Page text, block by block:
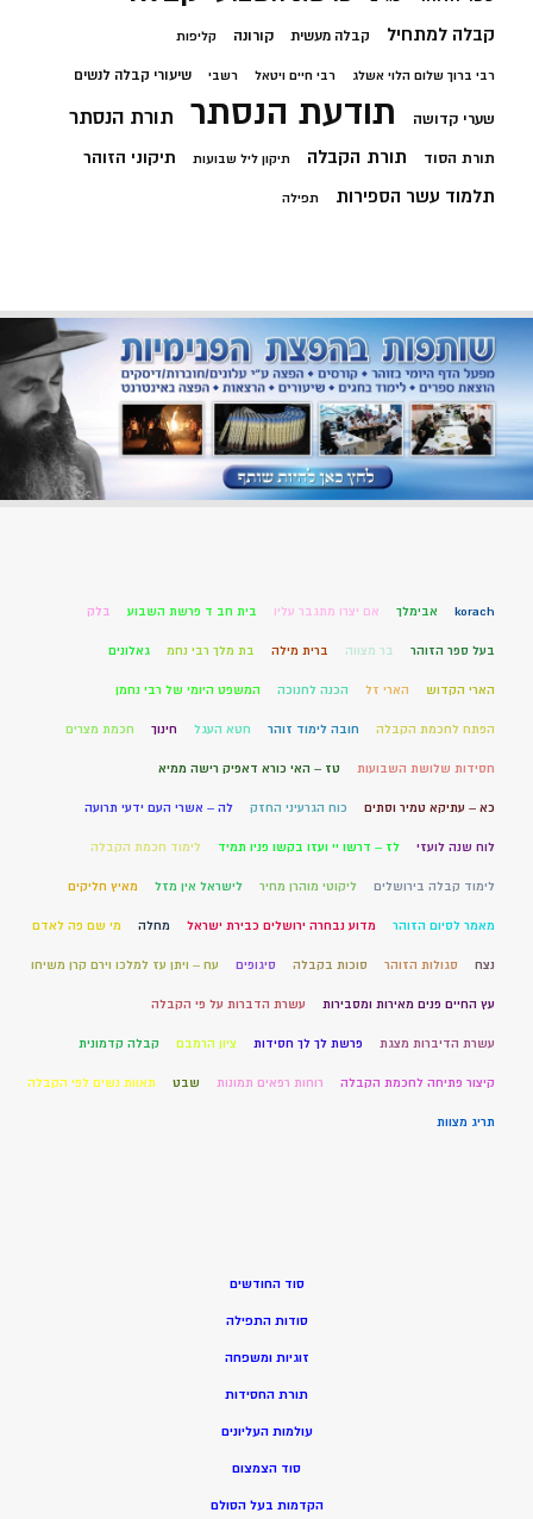
קבלה למתחיל קבלה מעשית קורונה קליפות
רבי ברוך שלום הלוי אשלג רבי חיים ויטאל רשבי שיעורי קבלה לנשים
שערי קדושה תודעת הנסתר תורת הנסתר
תורת הסוד תורת הקבלה תיקון ליל שבועות תיקוני הזוהר
תלמוד עשר הספירות תפילה
korach אבימלך אם יצרו מתגבר עליו בית חב ד פרשת השבוע בלק
בעל ספר הזוהר בר מצווה ברית מילה בת מלך רבי נחמ גאלונים
הארי הקדוש הארי זל הכנה לחנוכה המשפט היומי של רבי נחמן
הפתח לחכמת הקבלה חובה לימוד זוהר חטא העגל חינוך חכמת מצרים
חסידות שלושת השבועות טז – האי כורא דאפיק רישה ממיא
כא – עתיקא טמיר וסתים כוח הגרעיני החזק לה – אשרי העם ידעי תרועה
לוח שנה לועזי לז – דרשו יי ועזו בקשו פניו תמיד לימוד חכמת הקבלה
לימוד קבלה בירושלים ליקוטי מוהרן מחיר לישראל אין מזל מאיץ חליקים
מאמר לסיום הזוהר מדוע נבחרה ירושלים כבירת ישראל מחלה מי שם פה לאדם
נצח סגולות הזוהר סוכות בקבלה סיגופים עח – ויתן עז למלכו וירם קרן משיחו
עץ החיים פנים מאירות ומסבירות עשרת הדברות על פי הקבלה
עשרת הדיברות מצגת פרשת לך לך חסידות ציון הרמבם קבלה קדמונית
קיצור פתיחה לחכמת הקבלה רוחות רפאים תמונות שבט תאוות נשים לפי הקבלה
תריג מצוות
סוד החודשים
סודות התפילה
זוגיות ומשפחה
תורת החסידות
עולמות העליונים
סוד הצמצום
הקדמות בעל הסולם